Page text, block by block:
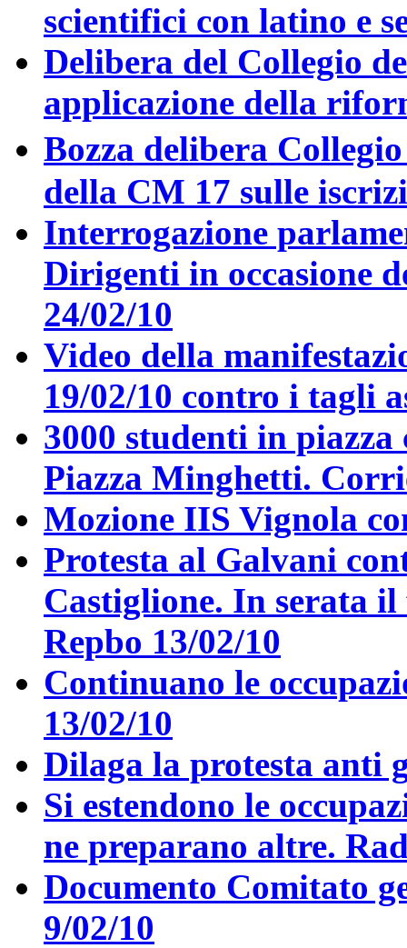
scientifici con latino e
Delibera del Collegio
applicazione della
Bozza delibera
della CM 17 sulle
Interrogazione
Dirigenti in occasione
24/02/10
Video della
19/02/10 contro i tagli
3000 studenti in
Piazza Minghetti.
Mozione IIS Vignola
Protesta al Galvani
Castiglione. In serata
Repbo 13/02/10
Continuano le
13/02/10
Dilaga la protesta anti
Si estendono le
ne preparano altre.
Documento Comitato
9/02/10